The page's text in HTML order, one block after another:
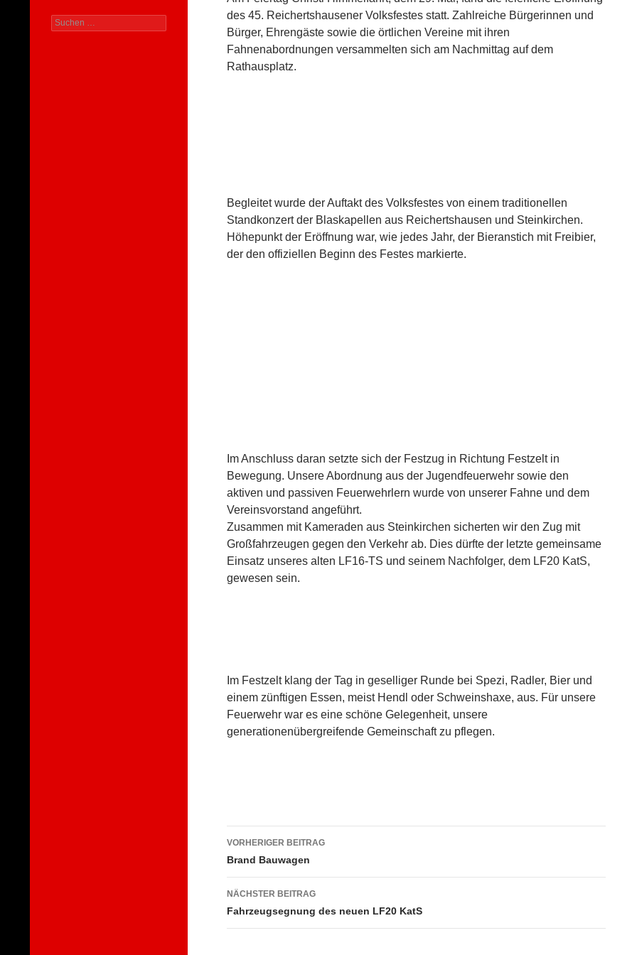
des 45. Reichertshausener Volksfestes statt. Zahlreiche Bürgerinnen und
Bürger, Ehrengäste sowie die örtlichen Vereine mit ihren
Fahnenabordnungen versammelten sich am Nachmittag auf dem
Rathausplatz.
Begleitet wurde der Auftakt des Volksfestes von einem traditionellen
Standkonzert der Blaskapellen aus Reichertshausen und Steinkirchen.
Höhepunkt der Eröffnung war, wie jedes Jahr, der Bieranstich mit Freibier,
der den offiziellen Beginn des Festes markierte.
Im Anschluss daran setzte sich der Festzug in Richtung Festzelt in
Bewegung. Unsere Abordnung aus der Jugendfeuerwehr sowie den
aktiven und passiven Feuerwehrlern wurde von unserer Fahne und dem
Vereinsvorstand angeführt.
Zusammen mit Kameraden aus Steinkirchen sicherten wir den Zug mit
Großfahrzeugen gegen den Verkehr ab. Dies dürfte der letzte gemeinsame
Einsatz unseres alten LF16-TS und seinem Nachfolger, dem LF20 KatS,
gewesen sein.
Im Festzelt klang der Tag in geselliger Runde bei Spezi, Radler, Bier und
einem zünftigen Essen, meist Hendl oder Schweinshaxe, aus. Für unsere
Feuerwehr war es eine schöne Gelegenheit, unsere
generationenübergreifende Gemeinschaft zu pflegen.
Beitragsnavigation
VORHERIGER BEITRAG
Brand Bauwagen
NÄCHSTER BEITRAG
Fahrzeugsegnung des neuen LF20 KatS
Suchen
nach: